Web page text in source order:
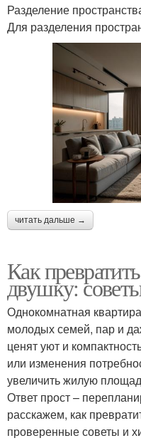
Разделение
Для разделения
читать дальше →
Как
двушку:
Однокомнатная
молодых семей, пар и
ценят уют и
или изменения
увеличить жилую
Ответ прост –
расскажем, как
проверенные советы и